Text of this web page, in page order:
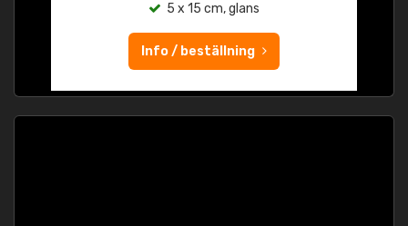
5 x 15 cm, glans
Info / beställning